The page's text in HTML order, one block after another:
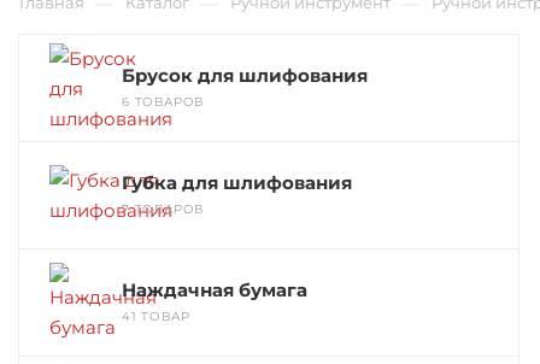
Брусок для шлифования
6 ТОВАРОВ
Губка для шлифования
7 ТОВАРОВ
Наждачная бумага
41 ТОВАР